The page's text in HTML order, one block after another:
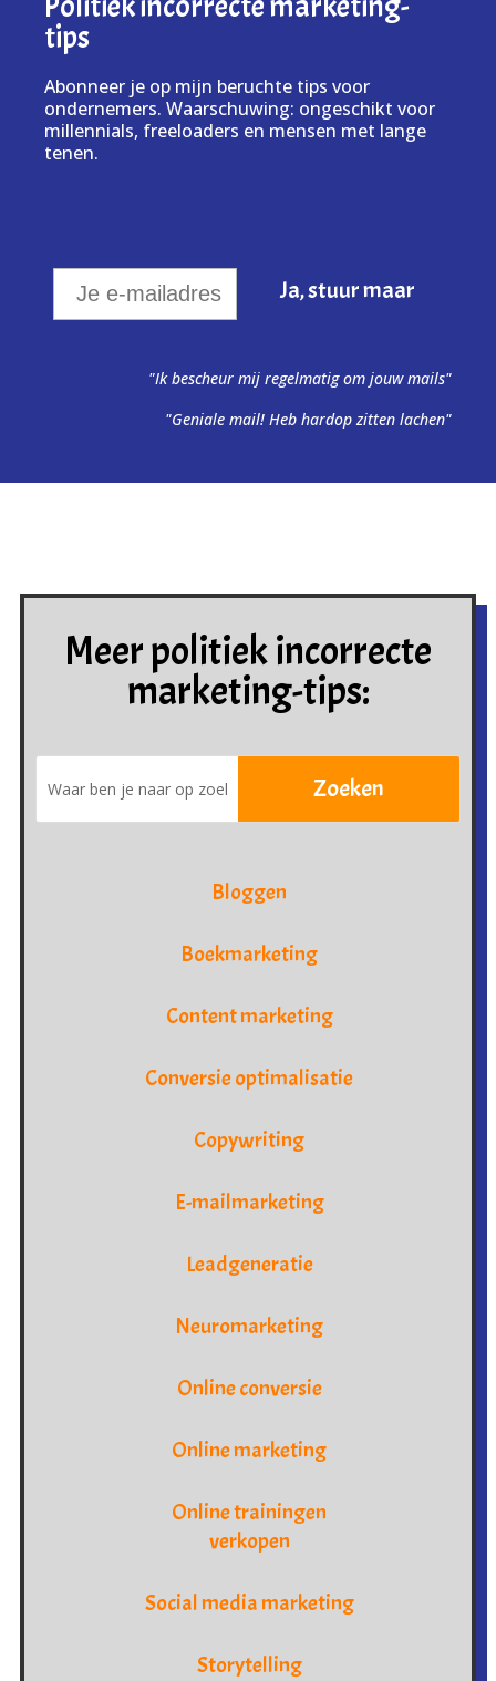
tips
Abonneer je op mijn beruchte tips voor
ondernemers. Waarschuwing: ongeschikt voor
millennials, freeloaders en mensen met lange
tenen.
"Ik bescheur mij regelmatig om jouw mails"
"Geniale mail! Heb hardop zitten lachen"
Meer politiek incorrecte
marketing-tips:
Bloggen
Boekmarketing
Content marketing
Conversie optimalisatie
Copywriting
E-mailmarketing
Leadgeneratie
Neuromarketing
Online conversie
Online marketing
Online trainingen
verkopen
Social media marketing
Storytelling